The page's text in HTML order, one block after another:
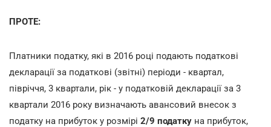
ПРОТЕ:
Платники податку, які в 2016 році подають податкові
декларації за податкові (звітні) періоди - квартал,
півріччя, 3 квартали, рік - у податковій декларації за 3
квартали 2016 року визначають авансовий внесок з
податку на прибуток у розмірі 2/9 податку на прибуток,